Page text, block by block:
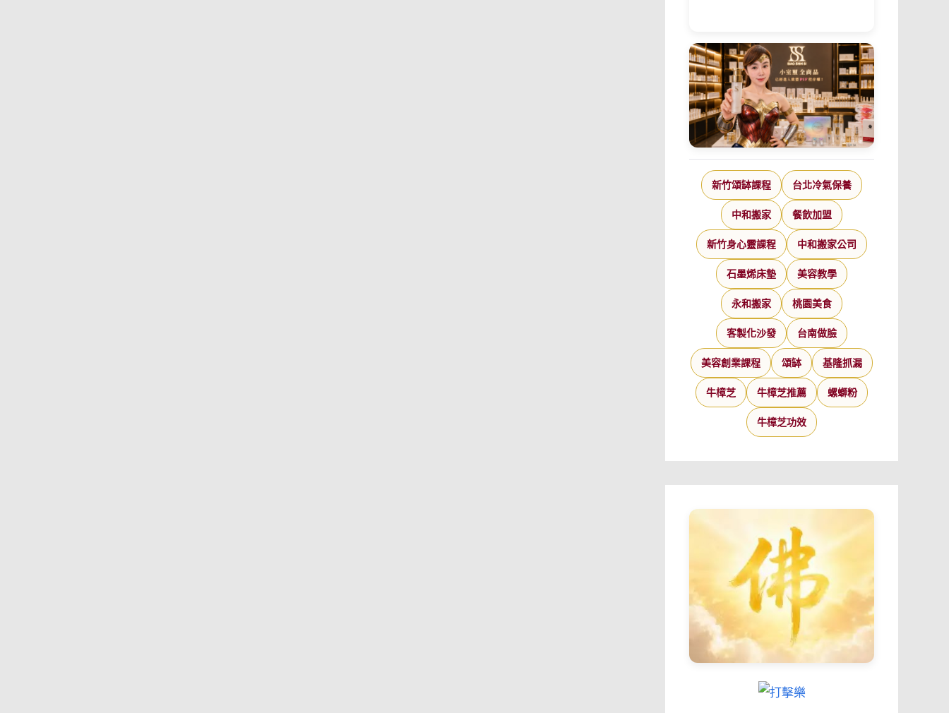
新竹頌缽課程 台北冷氣保養
中和搬家 餐飲加盟
新竹身心靈課程 中和搬家公司
石墨烯床墊 美容教學
永和搬家 桃園美食
客製化沙發 台南做臉
美容創業課程 頌缽 基隆抓漏
牛樟芝 牛樟芝推薦 螺螄粉
牛樟芝功效